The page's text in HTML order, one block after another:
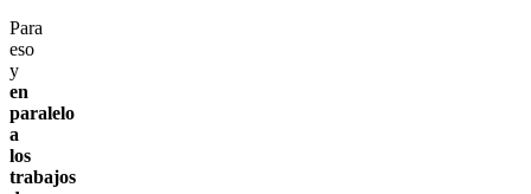
Para
eso
y
en
paralelo
a
los
trabajos